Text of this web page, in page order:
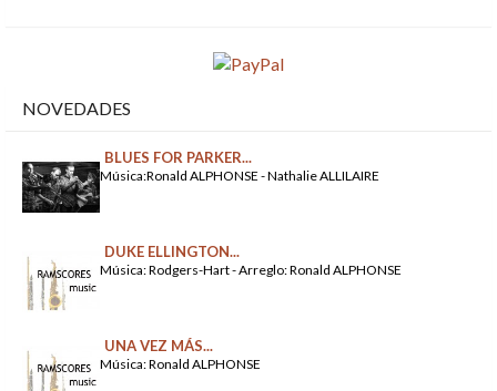
NOVEDADES
BLUES FOR PARKER...
Música:Ronald ALPHONSE - Nathalie ALLILAIRE
DUKE ELLINGTON...
Música: Rodgers-Hart - Arreglo: Ronald ALPHONSE
UNA VEZ MÁS...
Música: Ronald ALPHONSE